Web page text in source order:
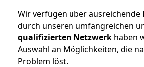
Wir verfügen über ausreichende
durch unseren umfangreichen
qualifizierten Netzwerk haben
Auswahl an Möglichkeiten, die
Problem löst.